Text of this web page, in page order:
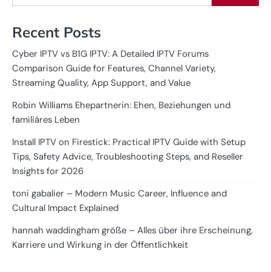
Recent Posts
Cyber IPTV vs B1G IPTV: A Detailed IPTV Forums
Comparison Guide for Features, Channel Variety,
Streaming Quality, App Support, and Value
Robin Williams Ehepartnerin: Ehen, Beziehungen und
familiäres Leben
Install IPTV on Firestick: Practical IPTV Guide with Setup
Tips, Safety Advice, Troubleshooting Steps, and Reseller
Insights for 2026
toni gabalier – Modern Music Career, Influence and
Cultural Impact Explained
hannah waddingham größe – Alles über ihre Erscheinung,
Karriere und Wirkung in der Öffentlichkeit